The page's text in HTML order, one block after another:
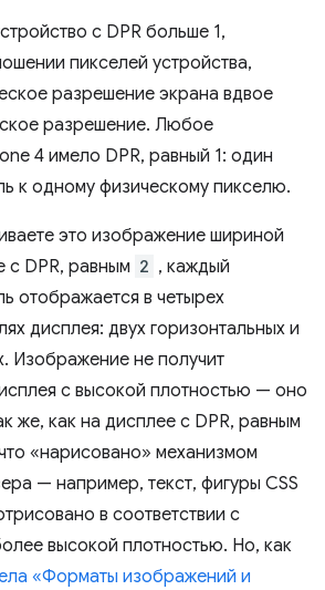
с DPR больше 1,
пикселей устройства,
разрешение экрана вдвое
разрешение. Любое
4 имело DPR, равный 1: один
к одному физическому пикселю.
это изображение шириной
с DPR, равным 2 , каждый
отображается в четырех
дисплея: двух горизонтальных и
Изображение не получит
с высокой плотностью — оно
же, как на дисплее с DPR, равным
«нарисовано» механизмом
— например, текст, фигуры CSS
в соответствии с
высокой плотностью. Но, как
«Форматы изображений и